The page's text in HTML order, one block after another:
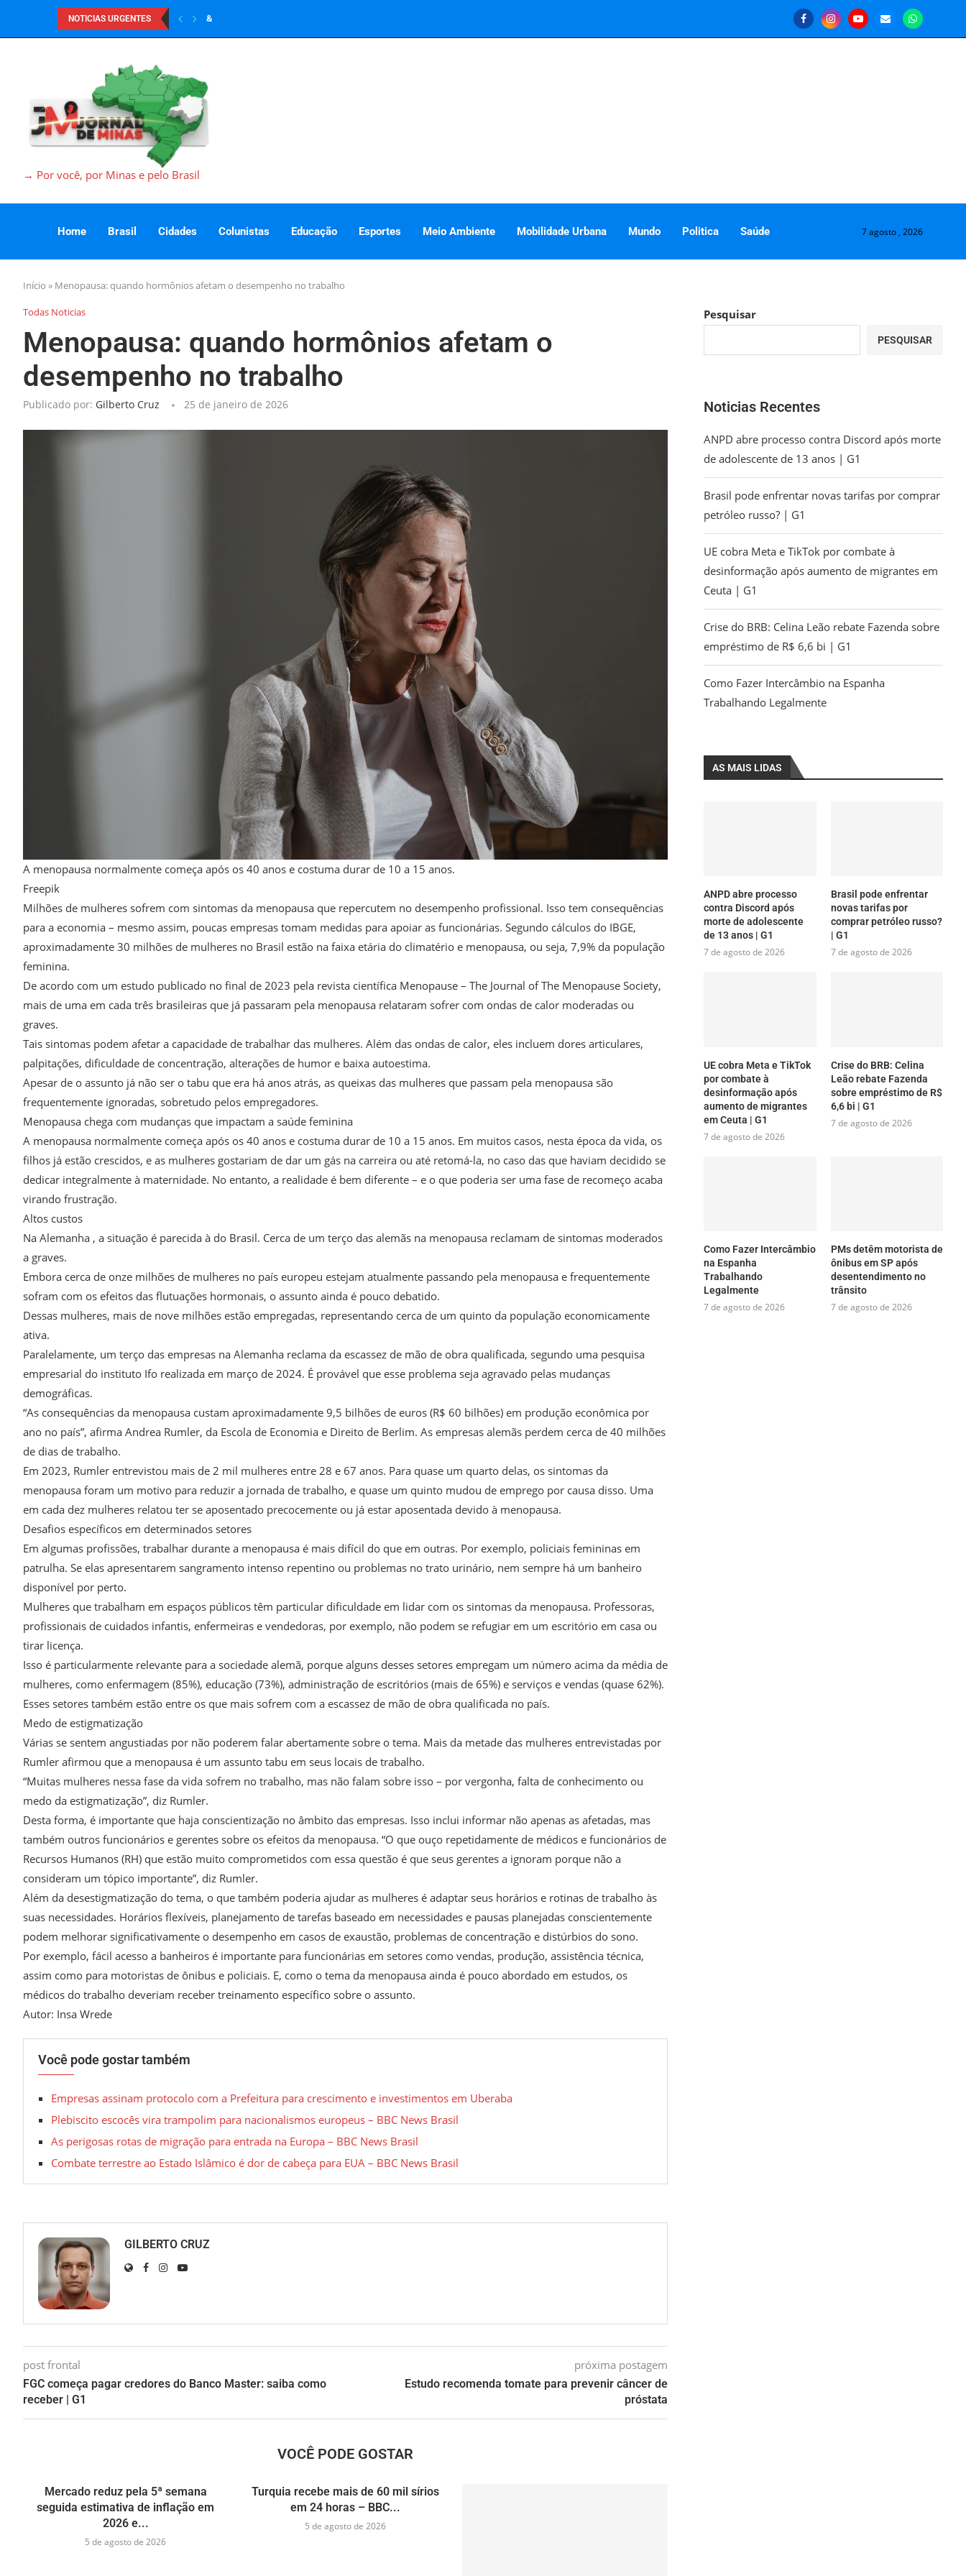
NOTICIAS URGENTES &
→ Por você, por Minas e pelo Brasil
Home Brasil Cidades Colunistas Educação Esportes Meio Ambiente Mobilidade Urbana Mundo Politica Saúde 7 agosto , 2026
Início » Menopausa: quando hormônios afetam o desempenho no trabalho
Todas Noticias
Menopausa: quando hormônios afetam o
desempenho no trabalho
Publicado por: Gilberto Cruz 25 de janeiro de 2026
A menopausa normalmente começa após os 40 anos e costuma durar de 10 a 15 anos.
Freepik
Milhões de mulheres sofrem com sintomas da menopausa que repercutem no desempenho profissional. Isso tem consequências
para a economia – mesmo assim, poucas empresas tomam medidas para apoiar as funcionárias. Segundo cálculos do IBGE,
aproximadamente 30 milhões de mulheres no Brasil estão na faixa etária do climatério e menopausa, ou seja, 7,9% da população
feminina.
De acordo com um estudo publicado no final de 2023 pela revista científica Menopause – The Journal of The Menopause Society,
mais de uma em cada três brasileiras que já passaram pela menopausa relataram sofrer com ondas de calor moderadas ou
graves.
Tais sintomas podem afetar a capacidade de trabalhar das mulheres. Além das ondas de calor, eles incluem dores articulares,
palpitações, dificuldade de concentração, alterações de humor e baixa autoestima.
Apesar de o assunto já não ser o tabu que era há anos atrás, as queixas das mulheres que passam pela menopausa são
frequentemente ignoradas, sobretudo pelos empregadores.
Menopausa chega com mudanças que impactam a saúde feminina
A menopausa normalmente começa após os 40 anos e costuma durar de 10 a 15 anos. Em muitos casos, nesta época da vida, os
filhos já estão crescidos, e as mulheres gostariam de dar um gás na carreira ou até retomá-la, no caso das que haviam decidido se
dedicar integralmente à maternidade. No entanto, a realidade é bem diferente – e o que poderia ser uma fase de recomeço acaba
virando frustração.
Altos custos
Na Alemanha , a situação é parecida à do Brasil. Cerca de um terço das alemãs na menopausa reclamam de sintomas moderados
a graves.
Embora cerca de onze milhões de mulheres no país europeu estejam atualmente passando pela menopausa e frequentemente
sofram com os efeitos das flutuações hormonais, o assunto ainda é pouco debatido.
Dessas mulheres, mais de nove milhões estão empregadas, representando cerca de um quinto da população economicamente
ativa.
Paralelamente, um terço das empresas na Alemanha reclama da escassez de mão de obra qualificada, segundo uma pesquisa
empresarial do instituto Ifo realizada em março de 2024. É provável que esse problema seja agravado pelas mudanças
demográficas.
“As consequências da menopausa custam aproximadamente 9,5 bilhões de euros (R$ 60 bilhões) em produção econômica por
ano no país”, afirma Andrea Rumler, da Escola de Economia e Direito de Berlim. As empresas alemãs perdem cerca de 40 milhões
de dias de trabalho.
Em 2023, Rumler entrevistou mais de 2 mil mulheres entre 28 e 67 anos. Para quase um quarto delas, os sintomas da
menopausa foram um motivo para reduzir a jornada de trabalho, e quase um quinto mudou de emprego por causa disso. Uma
em cada dez mulheres relatou ter se aposentado precocemente ou já estar aposentada devido à menopausa.
Desafios específicos em determinados setores
Em algumas profissões, trabalhar durante a menopausa é mais difícil do que em outras. Por exemplo, policiais femininas em
patrulha. Se elas apresentarem sangramento intenso repentino ou problemas no trato urinário, nem sempre há um banheiro
disponível por perto.
Mulheres que trabalham em espaços públicos têm particular dificuldade em lidar com os sintomas da menopausa. Professoras,
profissionais de cuidados infantis, enfermeiras e vendedoras, por exemplo, não podem se refugiar em um escritório em casa ou
tirar licença.
Isso é particularmente relevante para a sociedade alemã, porque alguns desses setores empregam um número acima da média de
mulheres, como enfermagem (85%), educação (73%), administração de escritórios (mais de 65%) e serviços e vendas (quase 62%).
Esses setores também estão entre os que mais sofrem com a escassez de mão de obra qualificada no país.
Medo de estigmatização
Várias se sentem angustiadas por não poderem falar abertamente sobre o tema. Mais da metade das mulheres entrevistadas por
Rumler afirmou que a menopausa é um assunto tabu em seus locais de trabalho.
“Muitas mulheres nessa fase da vida sofrem no trabalho, mas não falam sobre isso – por vergonha, falta de conhecimento ou
medo da estigmatização”, diz Rumler.
Desta forma, é importante que haja conscientização no âmbito das empresas. Isso inclui informar não apenas as afetadas, mas
também outros funcionários e gerentes sobre os efeitos da menopausa. “O que ouço repetidamente de médicos e funcionários de
Recursos Humanos (RH) que estão muito comprometidos com essa questão é que seus gerentes a ignoram porque não a
consideram um tópico importante”, diz Rumler.
Além da desestigmatização do tema, o que também poderia ajudar as mulheres é adaptar seus horários e rotinas de trabalho às
suas necessidades. Horários flexíveis, planejamento de tarefas baseado em necessidades e pausas planejadas conscientemente
podem melhorar significativamente o desempenho em casos de exaustão, problemas de concentração e distúrbios do sono.
Por exemplo, fácil acesso a banheiros é importante para funcionárias em setores como vendas, produção, assistência técnica,
assim como para motoristas de ônibus e policiais. E, como o tema da menopausa ainda é pouco abordado em estudos, os
médicos do trabalho deveriam receber treinamento específico sobre o assunto.
Autor: Insa Wrede
Você pode gostar também
Empresas assinam protocolo com a Prefeitura para crescimento e investimentos em Uberaba
Plebiscito escocês vira trampolim para nacionalismos europeus – BBC News Brasil
As perigosas rotas de migração para entrada na Europa – BBC News Brasil
Combate terrestre ao Estado Islâmico é dor de cabeça para EUA – BBC News Brasil
GILBERTO CRUZ
post frontal
FGC começa pagar credores do Banco Master: saiba como
receber | G1
próxima postagem
Estudo recomenda tomate para prevenir câncer de
próstata
VOCÊ PODE GOSTAR
Mercado reduz pela 5ª semana
seguida estimativa de inflação em
2026 e...
5 de agosto de 2026
Turquia recebe mais de 60 mil sírios
em 24 horas – BBC...
5 de agosto de 2026
Pesquisar
PESQUISAR
Noticias Recentes
ANPD abre processo contra Discord após morte
de adolescente de 13 anos | G1
Brasil pode enfrentar novas tarifas por comprar
petróleo russo? | G1
UE cobra Meta e TikTok por combate à
desinformação após aumento de migrantes em
Ceuta | G1
Crise do BRB: Celina Leão rebate Fazenda sobre
empréstimo de R$ 6,6 bi | G1
Como Fazer Intercâmbio na Espanha
Trabalhando Legalmente
AS MAIS LIDAS
ANPD abre processo
contra Discord após
morte de adolescente
de 13 anos | G1
7 de agosto de 2026
Brasil pode enfrentar
novas tarifas por
comprar petróleo russo?
| G1
7 de agosto de 2026
UE cobra Meta e TikTok
por combate à
desinformação após
aumento de migrantes
em Ceuta | G1
7 de agosto de 2026
Crise do BRB: Celina
Leão rebate Fazenda
sobre empréstimo de R$
6,6 bi | G1
7 de agosto de 2026
Como Fazer Intercâmbio
na Espanha
Trabalhando
Legalmente
7 de agosto de 2026
PMs detêm motorista de
ônibus em SP após
desentendimento no
trânsito
7 de agosto de 2026